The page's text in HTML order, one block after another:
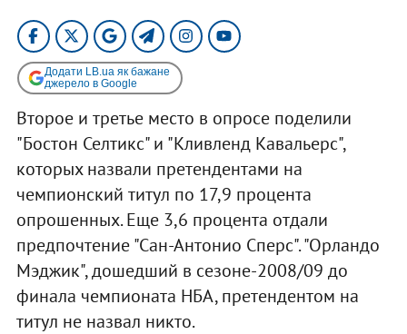
Додати LB.ua як бажане
джерело в Google
Второе и третье место в опросе поделили
"Бостон Селтикс" и "Кливленд Кавальерс",
которых назвали претендентами на
чемпионский титул по 17,9 процента
опрошенных. Еще 3,6 процента отдали
предпочтение "Сан-Антонио Сперс". "Орландо
Мэджик", дошедший в сезоне-2008/09 до
финала чемпионата НБА, претендентом на
титул не назвал никто.